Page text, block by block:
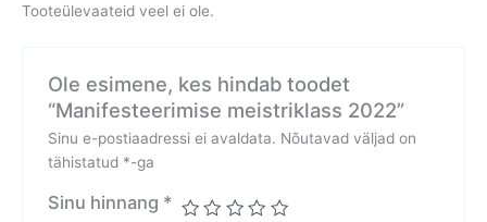
Tooteülevaateid veel ei ole.
Ole esimene, kes hindab toodet
“Manifesteerimise meistriklass 2022”
Sinu e-postiaadressi ei avaldata. Nõutavad väljad on
tähistatud *-ga
Sinu hinnang *